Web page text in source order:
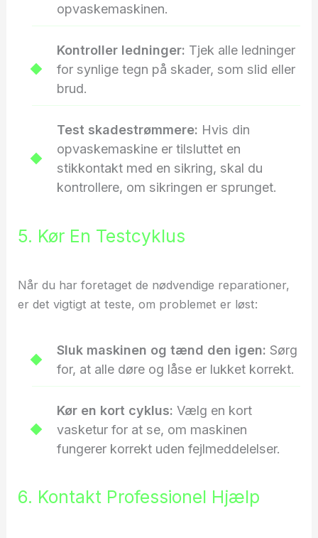
opvaskemaskinen.
Kontroller ledninger: Tjek alle ledninger
for synlige tegn på skader, som slid eller
brud.
Test skadestrømmere: Hvis din
opvaskemaskine er tilsluttet en
stikkontakt med en sikring, skal du
kontrollere, om sikringen er sprunget.
5. Kør En Testcyklus
Når du har foretaget de nødvendige reparationer,
er det vigtigt at teste, om problemet er løst:
Sluk maskinen og tænd den igen: Sørg
for, at alle døre og låse er lukket korrekt.
Kør en kort cyklus: Vælg en kort
vasketur for at se, om maskinen
fungerer korrekt uden fejlmeddelelser.
6. Kontakt Professionel Hjælp